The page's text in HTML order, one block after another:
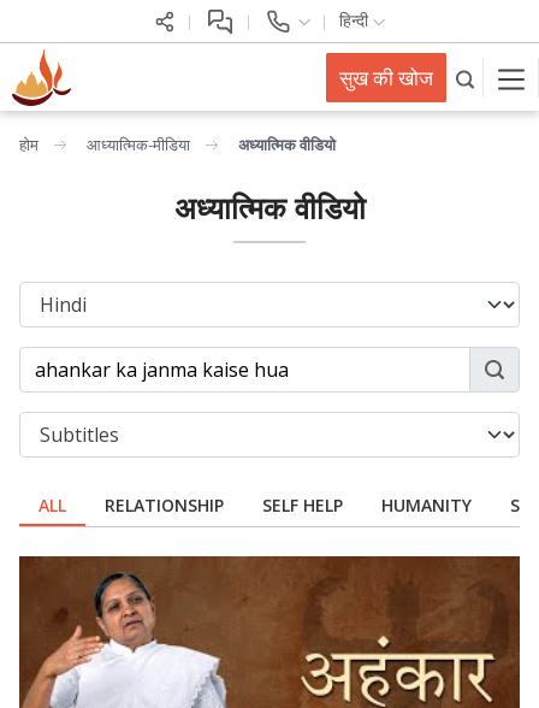
हिन्दी
सुख की खोज
होम आध्यात्मिक-मीडिया अध्यात्मिक वीडियो
अध्यात्मिक वीडियो
ALL RELATIONSHIP SELF HELP HUMANITY